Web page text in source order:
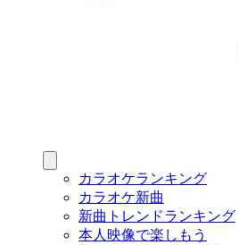
カラオケランキング
カラオケ新曲
新曲トレンドランキング
本人映像で楽しもう